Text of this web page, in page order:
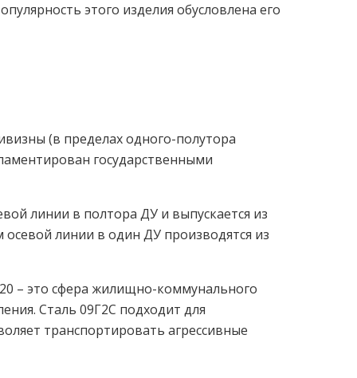
этого изделия обусловлена его
(в пределах одного-полутора
государственными
линии в полтора ДУ и выпускается из
линии в один ДУ производятся из
– это сфера жилищно-коммунального
Сталь 09Г2С подходит для
транспортировать агрессивные